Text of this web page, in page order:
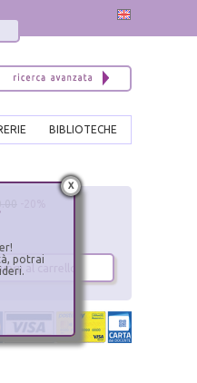
BIBLIOTECHE
al carrello
x
potrai